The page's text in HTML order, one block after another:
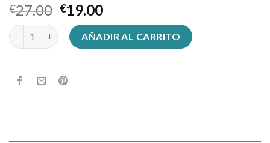
€27.00 €19.00
gorros mujer cantidadAÑADIR AL CARRITO